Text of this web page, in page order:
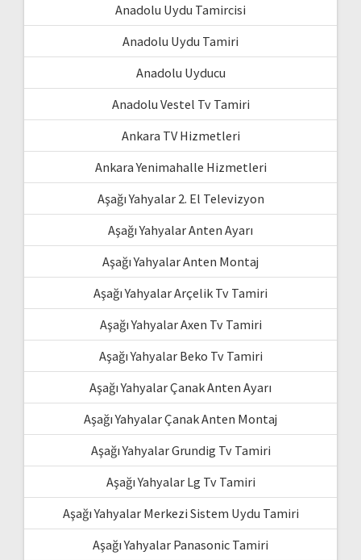
Anadolu Uydu Tamircisi
Anadolu Uydu Tamiri
Anadolu Uyducu
Anadolu Vestel Tv Tamiri
Ankara TV Hizmetleri
Ankara Yenimahalle Hizmetleri
Aşağı Yahyalar 2. El Televizyon
Aşağı Yahyalar Anten Ayarı
Aşağı Yahyalar Anten Montaj
Aşağı Yahyalar Arçelik Tv Tamiri
Aşağı Yahyalar Axen Tv Tamiri
Aşağı Yahyalar Beko Tv Tamiri
Aşağı Yahyalar Çanak Anten Ayarı
Aşağı Yahyalar Çanak Anten Montaj
Aşağı Yahyalar Grundig Tv Tamiri
Aşağı Yahyalar Lg Tv Tamiri
Aşağı Yahyalar Merkezi Sistem Uydu Tamiri
Aşağı Yahyalar Panasonic Tamiri